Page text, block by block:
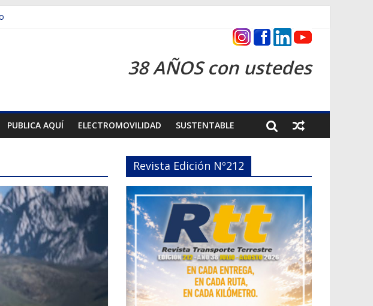
Expo Compras Públicas 2026
T70
38 AÑOS con ustedes
PUBLICA AQUÍ ELECTROMOVILIDAD SUSTENTABLE
Revista Edición Nº212